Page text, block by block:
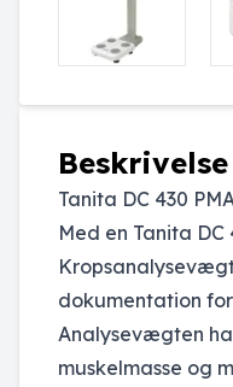
Beskrivelse
Tanita DC 430
Med en Tanita
dokumentation
Analysevægten
muskelmasse og